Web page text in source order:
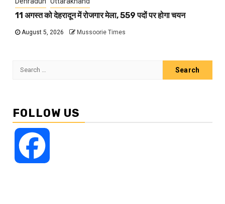
11 अगस्त को देहरादून में रोजगार मेला, 559 पदों पर होगा चयन
August 5, 2026 Mussoorie Times
Search
FOLLOW US